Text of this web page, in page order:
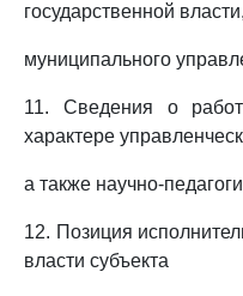
государственной власти,
муниципального
11. Сведения о
характере
а также научно-
12. Позиция
власти субъекта